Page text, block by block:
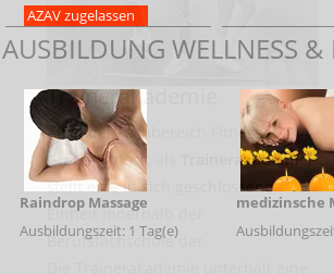
AZAV zugelassen
AUSBILDUNG WELLNESS &
Raindrop Massage
Ausbildungszeit: 1 Tag(e)
medizinsche
Trainerakademie
Auch der Fachbereich Fitness &
Group Fitness, als
Trainerakademie,
stellt eine in sich geschlossene
Einheit innerhalb der
Berufsfachschule dar.